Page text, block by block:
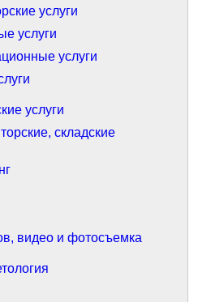
услуги
услуги
услуги
услуги
складские
видео и фотосъемка